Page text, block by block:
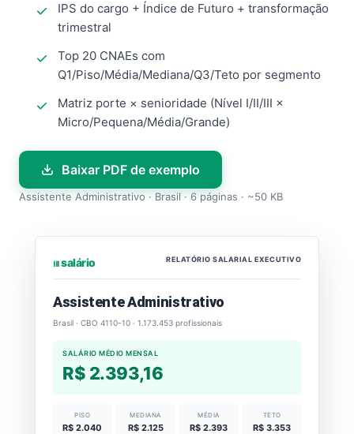
IPS do cargo + Índice de Futuro + transformação
trimestral
Top 20 CNAEs com
Q1/Piso/Média/Mediana/Q3/Teto por segmento
Matriz porte × senioridade (Nível I/II/III ×
Micro/Pequena/Média/Grande)
Baixar PDF de exemplo
Assistente Administrativo · Brasil · 6 páginas · ~50 KB
⏐⏐⏐ salário RELATÓRIO SALARIAL EXECUTIVO
Assistente Administrativo
Brasil · CBO 4110-10 · 1.173.453 profissionais
SALÁRIO MÉDIO MENSAL
R$ 2.393,16
PISO
R$ 2.040
MEDIANA
R$ 2.125
MÉDIA
R$ 2.393
TETO
R$ 3.353